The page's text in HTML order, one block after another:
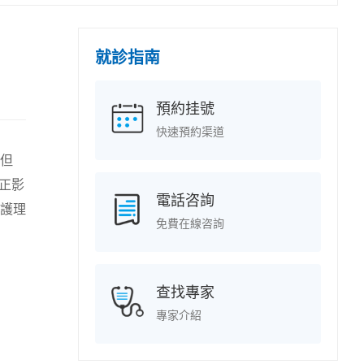
影
理
就診指南
預約挂號
快速預約渠道
電話咨詢
免費在線咨詢
查找專家
專家介紹